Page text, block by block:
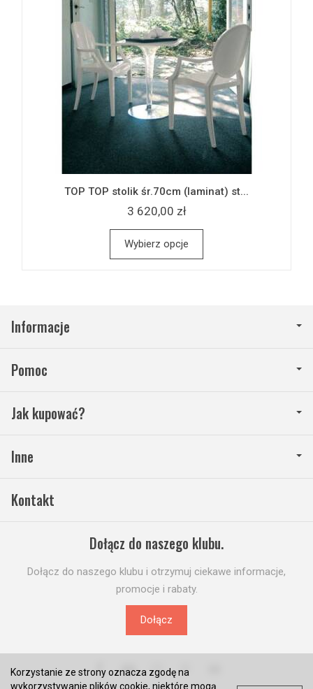
TOP TOP stolik śr.70cm (laminat) st...
3 620,00 zł
Wybierz opcje
Informacje
Pomoc
Jak kupować?
Inne
Kontakt
Dołącz do naszego klubu.
Dołącz do naszego klubu i otrzymuj ciekawe informacje,
promocje i rabaty.
Dołącz
Korzystanie ze strony oznacza zgodę na
wykorzystywanie plików cookie, niektóre mogą